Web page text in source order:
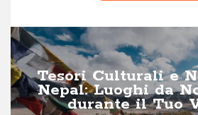
Tesori Culturali e
Nepal: Luoghi da
durante il Tuo